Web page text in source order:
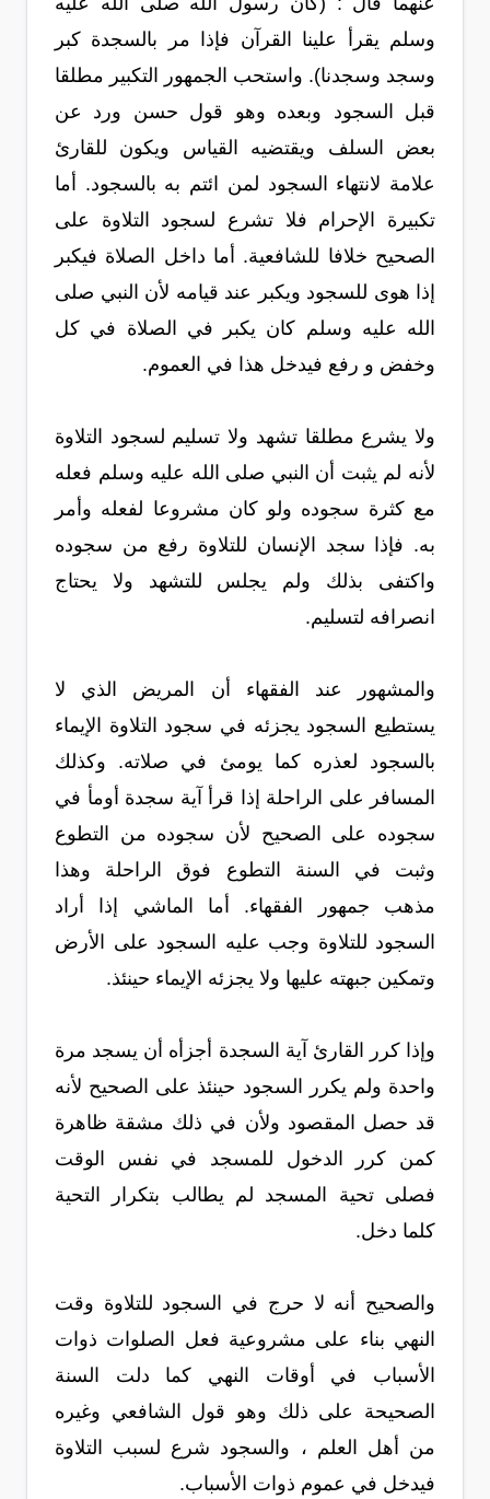
وسلم يقرأ علينا القرآن فإذا مر بالسجدة كبر
وسجد وسجدنا). واستحب الجمهور التكبير مطلقا
قبل السجود وبعده وهو قول حسن ورد عن
بعض السلف ويقتضيه القياس ويكون للقارئ
علامة لانتهاء السجود لمن ائتم به بالسجود. أما
تكبيرة الإحرام فلا تشرع لسجود التلاوة على
الصحيح خلافا للشافعية. أما داخل الصلاة فيكبر
إذا هوى للسجود ويكبر عند قيامه لأن النبي صلى
الله عليه وسلم كان يكبر في الصلاة في كل
وخفض و رفع فيدخل هذا في العموم.
ولا يشرع مطلقا تشهد ولا تسليم لسجود التلاوة
لأنه لم يثبت أن النبي صلى الله عليه وسلم فعله
مع كثرة سجوده ولو كان مشروعا لفعله وأمر
به. فإذا سجد الإنسان للتلاوة رفع من سجوده
واكتفى بذلك ولم يجلس للتشهد ولا يحتاج
انصرافه لتسليم.
والمشهور عند الفقهاء أن المريض الذي لا
يستطيع السجود يجزئه في سجود التلاوة الإيماء
بالسجود لعذره كما يومئ في صلاته. وكذلك
المسافر على الراحلة إذا قرأ آية سجدة أومأ في
سجوده على الصحيح لأن سجوده من التطوع
وثبت في السنة التطوع فوق الراحلة وهذا
مذهب جمهور الفقهاء. أما الماشي إذا أراد
السجود للتلاوة وجب عليه السجود على الأرض
وتمكين جبهته عليها ولا يجزئه الإيماء حينئذ.
وإذا كرر القارئ آية السجدة أجزأه أن يسجد مرة
واحدة ولم يكرر السجود حينئذ على الصحيح لأنه
قد حصل المقصود ولأن في ذلك مشقة ظاهرة
كمن كرر الدخول للمسجد في نفس الوقت
فصلى تحية المسجد لم يطالب بتكرار التحية
كلما دخل.
والصحيح أنه لا حرج في السجود للتلاوة وقت
النهي بناء على مشروعية فعل الصلوات ذوات
الأسباب في أوقات النهي كما دلت السنة
الصحيحة على ذلك وهو قول الشافعي وغيره
من أهل العلم ، والسجود شرع لسبب التلاوة
فيدخل في عموم ذوات الأسباب.